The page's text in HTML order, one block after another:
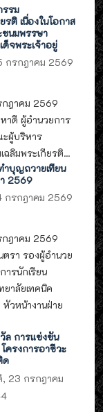
รม
รติ เนื่องในโอกาส
ชนมพรรษา
ด็จพระเจ้าอยู่
กรกฎาคม 2569
ฎาคม 2569
าดี ผู้อำนวยการ
ะผู้บริหาร
ลิมพระเกียรติ...
ำบุญถวายเทียน
2569
กรกฎาคม 2569
ฎาคม 2569
รา รองผู้อำนวย
ารนักเรียน
าลัยเทคนิค
วหน้างานฝ่าย
ล การแข่งขัน
ครงการอาชีวะ
ด
23 กรกฎาคม